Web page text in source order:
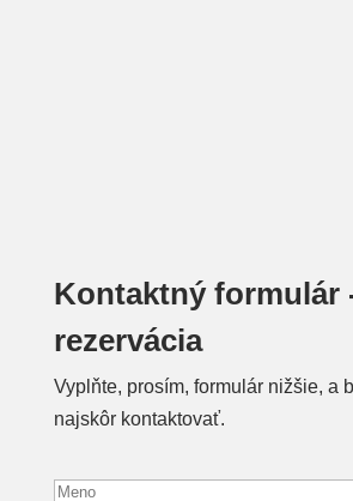
Kontaktný formulár
rezervácia
Vyplňte, prosím, formulár nižšie, a
najskôr kontaktovať.